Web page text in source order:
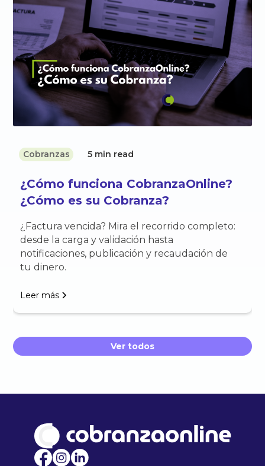
Cobranzas 5 min read
¿Cómo funciona CobranzaOnline?
¿Cómo es su Cobranza?
¿Factura vencida? Mira el recorrido completo:
desde la carga y validación hasta
notificaciones, publicación y recaudación de
tu dinero.
Leer más
Ver todos